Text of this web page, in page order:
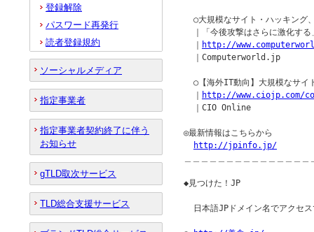
○大規模なサイト・ハッキング
｜「今後攻撃はさらに激化する
http://
  ｜Computerworld.jp
○【海外IT動向】大規模なサイ
http://www.ciojp.com/
  ｜CIO Online
◎最新情報はこちらから
http://jpinfo.jp/
◆見つけた！JP
日本語JPドメイン名でアクセ
登録解除
パスワード再発行
読者登録規約
ソーシャルメディア
指定事業者
指定事業者契約終了に伴う
お知らせ
gTLD取次サービス
TLD総合支援サービス